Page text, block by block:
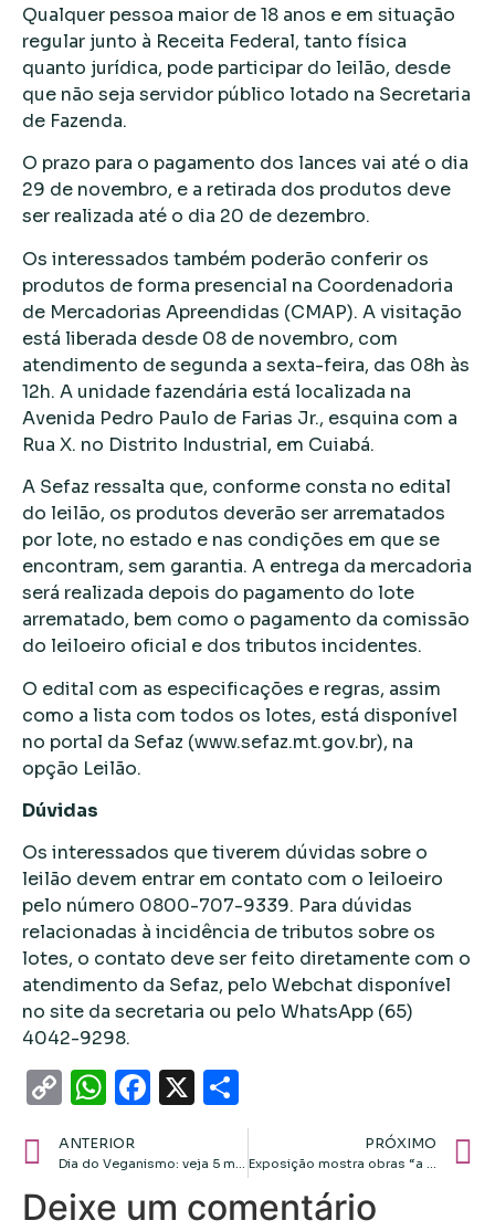
Qualquer pessoa maior de 18 anos e em situação
regular junto à Receita Federal, tanto física
quanto jurídica, pode participar do leilão, desde
que não seja servidor público lotado na Secretaria
de Fazenda.
O prazo para o pagamento dos lances vai até o dia
29 de novembro, e a retirada dos produtos deve
ser realizada até o dia 20 de dezembro.
Os interessados também poderão conferir os
produtos de forma presencial na Coordenadoria
de Mercadorias Apreendidas (CMAP). A visitação
está liberada desde 08 de novembro, com
atendimento de segunda a sexta-feira, das 08h às
12h. A unidade fazendária está localizada na
Avenida Pedro Paulo de Farias Jr., esquina com a
Rua X. no Distrito Industrial, em Cuiabá.
A Sefaz ressalta que, conforme consta no edital
do leilão, os produtos deverão ser arrematados
por lote, no estado e nas condições em que se
encontram, sem garantia. A entrega da mercadoria
será realizada depois do pagamento do lote
arrematado, bem como o pagamento da comissão
do leiloeiro oficial e dos tributos incidentes.
O edital com as especificações e regras, assim
como a lista com todos os lotes, está disponível
no portal da Sefaz (www.sefaz.mt.gov.br), na
opção Leilão.
Dúvidas
Os interessados que tiverem dúvidas sobre o
leilão devem entrar em contato com o leiloeiro
pelo número 0800-707-9339. Para dúvidas
relacionadas à incidência de tributos sobre os
lotes, o contato deve ser feito diretamente com o
atendimento da Sefaz, pelo Webchat disponível
no site da secretaria ou pelo WhatsApp (65)
4042-9298.
CopyWhatsApp
Facebook
X
ANTERIOR
Dia do Veganismo: veja 5 motivos para incluir cosméticos veganos no nécessaire!
PRÓXIMO
Exposição mostra obras “a arte a serviço do reino”
Deixe um comentário